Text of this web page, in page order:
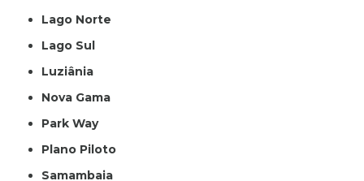
Lago Norte
Lago Sul
Luziânia
Nova Gama
Park Way
Plano Piloto
Samambaia